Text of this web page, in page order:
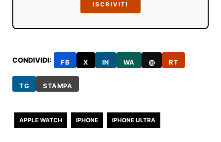
ISCRIVITI
CONDIVIDI: FB X IN WA @ RT
TG STAMPA
APPLE WATCH IPHONE IPHONE ULTRA